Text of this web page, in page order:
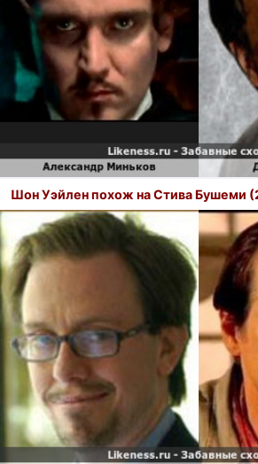
Создать сходство
Для публикации необходима
Поиск
Шон Уэйлен похож на Стива Бушеми